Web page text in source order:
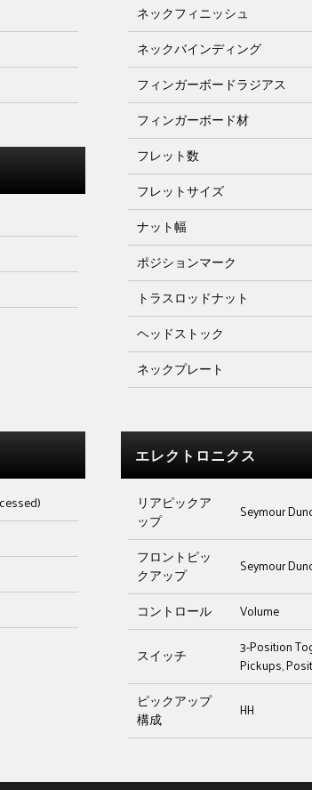
ネックフィニッシュ
ネックバインディング
フィンガーボードラジアス
フィンガーボード材
フレット数
フレットサイズ
ナット幅
ポジションマーク
トラスロッドナット
ヘッドストック
ネックプレート
エレクトロニクス
リアピックア
ップ
Seymour
フロントピッ
クアップ
Seymour
コントロール
Volume
スイッチ
3-Position
Pickups,
ピックアップ
構成
HH